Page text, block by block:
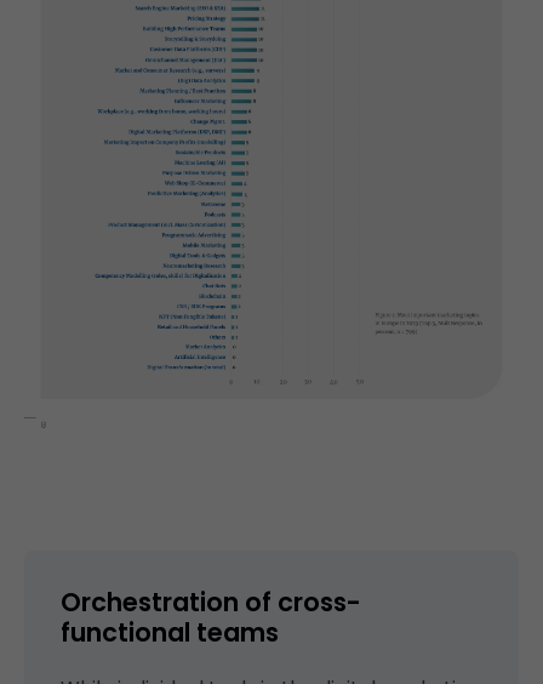
Orchestration of cross-
functional teams